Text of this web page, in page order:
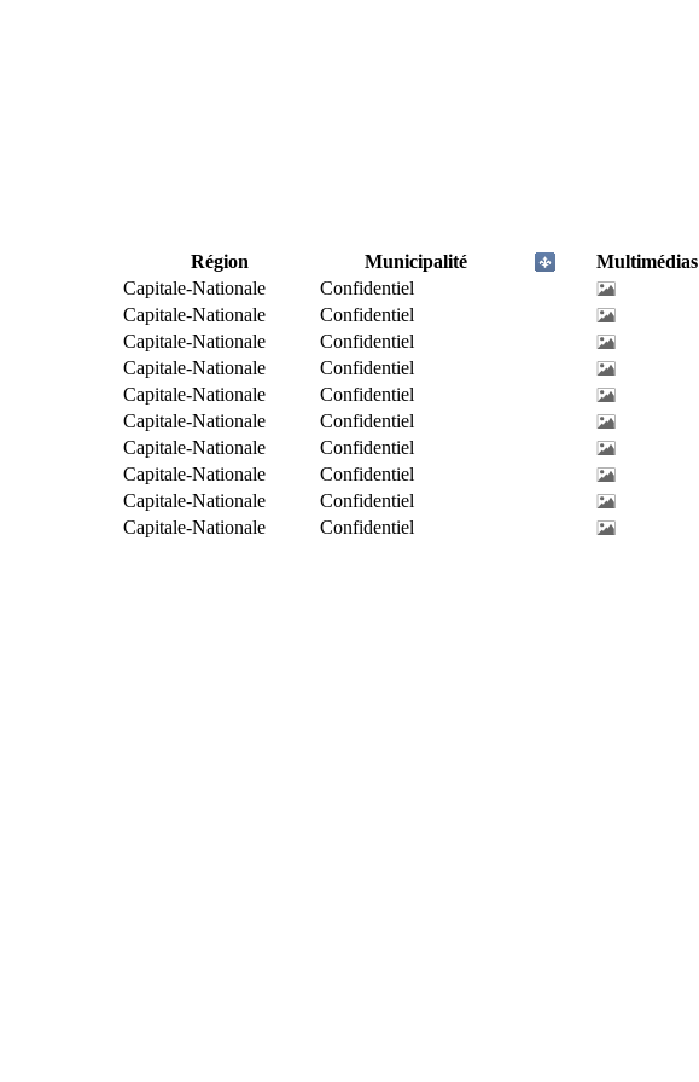
Région Municipalité
Multimédias
Capitale-Nationale
Confidentiel
Capitale-Nationale
Confidentiel
Capitale-Nationale
Confidentiel
Capitale-Nationale
Confidentiel
Capitale-Nationale
Confidentiel
Capitale-Nationale
Confidentiel
Capitale-Nationale
Confidentiel
Capitale-Nationale
Confidentiel
Capitale-Nationale
Confidentiel
Capitale-Nationale Confidentiel